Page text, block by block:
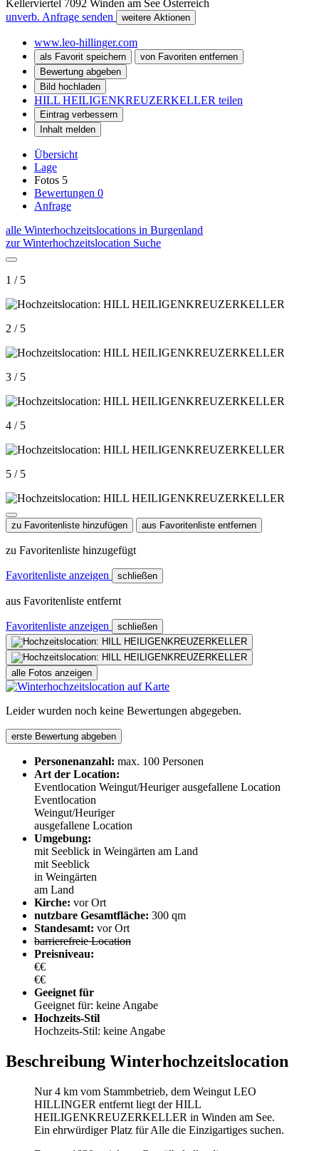
Kellerviertel 7092 Winden am See Österreich
unverb. Anfrage senden
weitere Aktionen
www.leo-hillinger.com
als Favorit speichern
von Favoriten entfernen
Bewertung abgeben
Bild hochladen
HILL HEILIGENKREUZERKELLER teilen
Eintrag verbessern
Inhalt melden
Übersicht
Lage
Fotos 5
Bewertungen 0
Anfrage
alle Winterhochzeitslocations in Burgenland
zur Winterhochzeitslocation Suche
1 / 5
2 / 5
3 / 5
4 / 5
5 / 5
zu Favoritenliste hinzufügen aus Favoritenliste entfernen
zu Favoritenliste hinzugefügt
Favoritenliste anzeigen schließen
aus Favoritenliste entfernt
Favoritenliste anzeigen schließen
alle Fotos anzeigen
Leider wurden noch keine Bewertungen abgegeben.
erste Bewertung abgeben
Personenanzahl: max. 100 Personen
Art der Location:
Eventlocation Weingut/Heurigerausgefallene Location
Eventlocation
Weingut/Heuriger
ausgefallene Location
Umgebung:
mit Seeblick in Weingärten am Land
mit Seeblick
in Weingärten
am Land
Kirche: vor Ort
nutzbare Gesamtfläche: 300 qm
Standesamt: vor Ort
barrierefreie Location
Preisniveau:
€€
€€
Geeignet für
Geeignet für: keine Angabe
Hochzeits-Stil
Hochzeits-Stil: keine Angabe
Beschreibung Winterhochzeitslocation
Nur 4 km vom Stammbetrieb, dem Weingut LEO
HILLINGER entfernt liegt der HILL
HEILIGENKREUZERKELLER in Winden am See.
Ein ehrwürdiger Platz für Alle die Einzigartiges suchen.